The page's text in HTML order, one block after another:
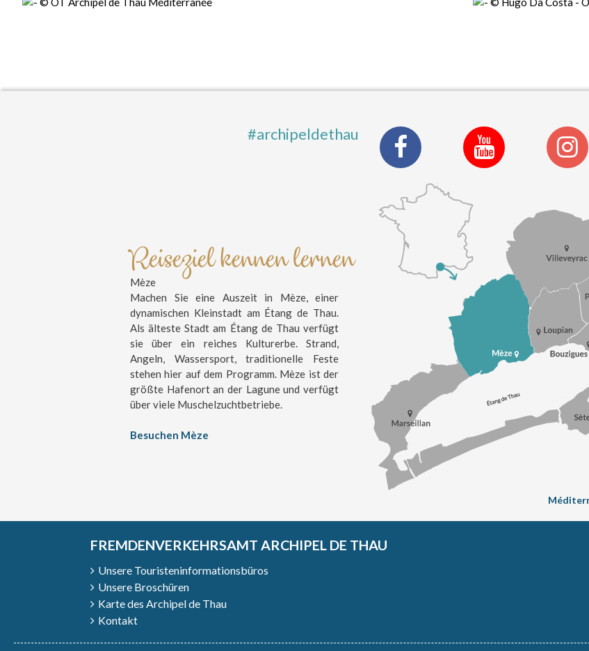
#archipeldethau
Reiseziel kennen lernen
Mèze
Machen Sie eine Auszeit in Mèze, einer
dynamischen Kleinstadt am Étang de Thau.
Als älteste Stadt am Étang de Thau verfügt
sie über ein reiches Kulturerbe. Strand,
Angeln, Wassersport, traditionelle Feste
stehen hier auf dem Programm. Mèze ist der
größte Hafenort an der Lagune und verfügt
über viele Muschelzuchtbetriebe.
Besuchen Mèze
FREMDENVERKEHRSAMT ARCHIPEL DE THAU
Unsere Touristeninformationsbüros
Unsere Broschüren
Karte des Archipel de Thau
Kontakt